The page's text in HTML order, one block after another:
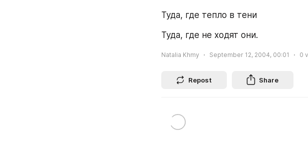
Туда, где тепло в тени
Туда, где не ходят они.
Natalia Khmy September 12, 2004, 00:01 0
Repost Share